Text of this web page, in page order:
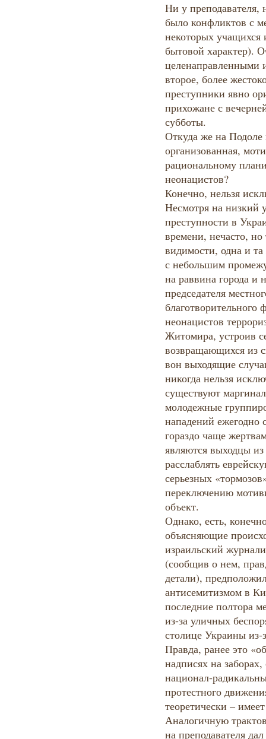
Ни у преподавателя,
было конфликтов с
некоторых
бытовой характер).
целенаправленными
второе, более
преступники явно
прихожане с
субботы.
Откуда же на Подоле
организованная,
рациональному
неонацистов?
Конечно, нельзя
Несмотря на низкий
преступности в
времени, нечасто,
видимости, одна и
с небольшим
на раввина города и
председателя
благотворительного
неонацистов
Житомира, устроив
возвращающихся из
вон выходящие
никогда нельзя
существуют
молодежные
нападений ежегодно
гораздо чаще
являются выходцы
расслаблять
серьезных
переключению
объект.
Однако, есть,
объясняющие
израильский
(сообщив о нем,
детали),
антисемитизмом в
последние полтора
из-за уличных
столице Украины из-
Правда, ранее это
надписях на
национал-
протестного
теоретически –
Аналогичную
на преподавателя